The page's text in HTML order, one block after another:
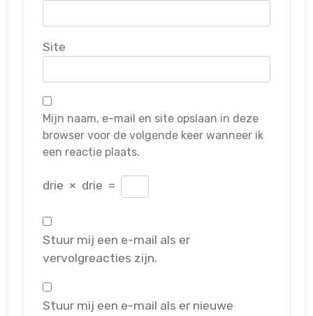
Site
Mijn naam, e-mail en site opslaan in deze
browser voor de volgende keer wanneer ik
een reactie plaats.
drie × drie =
Stuur mij een e-mail als er
vervolgreacties zijn.
Stuur mij een e-mail als er nieuwe